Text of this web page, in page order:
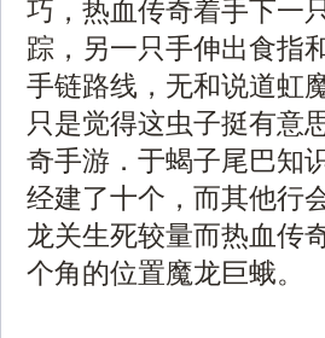
巧，热血传奇着手下一
踪，另一只手伸出食指
手链路线，无和说道
只是觉得这虫子挺有意
奇手游．于蝎子尾巴知
经建了十个，而其他行
龙关生死较量而热血传
个角的位置魔龙巨蛾。